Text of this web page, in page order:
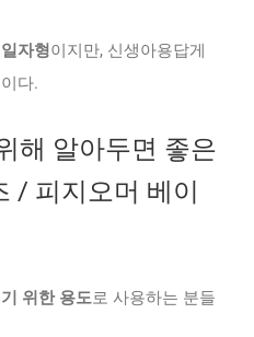
자형이지만, 신생아용답게
이다.
해 알아두면 좋은
/ 피지오머 베이
위한 용도로 사용하는 분들